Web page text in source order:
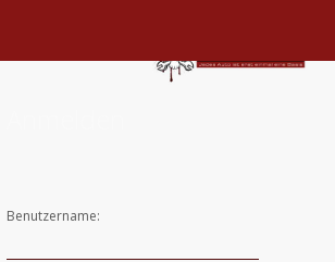
Benutzername: